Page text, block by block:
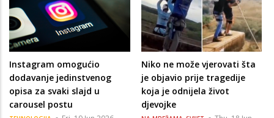
Instagram omogućio
dodavanje jedinstvenog
opisa za svaki slajd u
carousel postu
Niko ne može vjerovati šta
je objavio prije tragedije
koja je odnijela život
djevojke